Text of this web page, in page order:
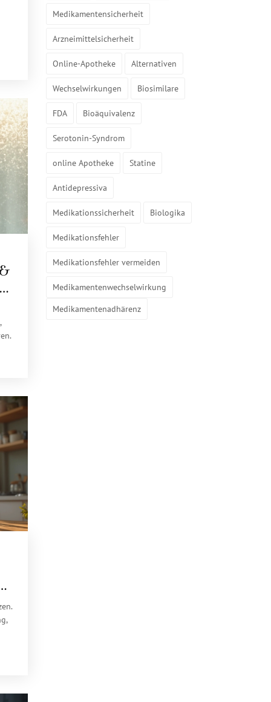
Medikamentensicherheit
Arzneimittelsicherheit
Online-Apotheke Alternativen
Wechselwirkungen Biosimilare
FDA Bioäquivalenz
Serotonin-Syndrom
online Apotheke Statine
Antidepressiva
Medikationssicherheit Biologika
Medikationsfehler
Medikationsfehler vermeiden
Medikamentenwechselwirkung
Medikamentenadhärenz